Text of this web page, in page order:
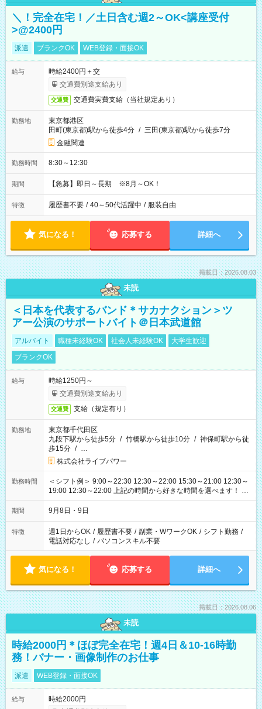
＼！完全在宅！／土日含む週2～OK<講座受付
>@2400円
派遣 ブランクOK WEB登録・面接OK
給与
時給2400円＋交
交通費別途支給あり
交通費 交通費実費支給（当社規定あり）
勤務地
東京都港区
田町(東京都)駅から徒歩4分 / 三田(東京都)駅から徒歩7分
金融関連
勤務時間 8:30～12:30
期間 【急募】即日～長期 ※8月～OK！
特徴 履歴書不要 / 40～50代活躍中 / 服装自由
気になる！ 応募する 詳細へ
掲載日：2026.08.03
未読
＜日本を代表するバンド＊サカナクション＞ツ
アー公演のサポートバイト＠日本武道館
アルバイト 職種未経験OK 社会人未経験OK
大学生歓迎
ブランクOK
給与
時給1250円～
交通費別途支給あり
交通費 支給（規定有り）
勤務地
東京都千代田区
九段下駅から徒歩5分 / 竹橋駅から徒歩10分 / 神保町駅から徒
歩15分 / …
株式会社ライブパワー
勤務時間
＜シフト例＞ 9:00～22:30 12:30～22:00 15:30～21:00 12:30～
19:00 12:30～22:00 上記の時間から好きな時間を選べます！ ※
時間は変更となる可能性があります
期間 9月8日・9日
特徴 週1日からOK / 履歴書不要 / 副業・WワークOK / シフト勤務 /
電話対応なし / パソコンスキル不要
気になる！ 応募する 詳細へ
掲載日：2026.08.06
未読
時給2000円＊ほぼ完全在宅！週4日＆10-16時勤
務！バナー・画像制作のお仕事
派遣 WEB登録・面接OK
給与
時給2000円